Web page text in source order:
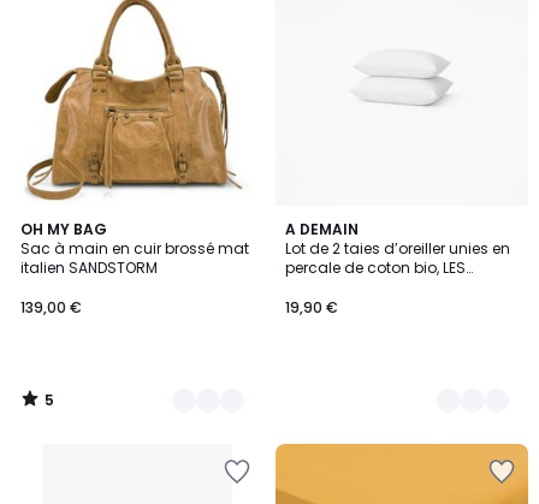
OH MY BAG
Sac à main en cuir brossé mat
italien SANDSTORM
139,00 €
5
/
5
15
Couleurs
5
/
A DEMAIN
Lot de 2 taies d’oreiller unies en
percale de coton bio, LES
19,90 €
10
Couleurs